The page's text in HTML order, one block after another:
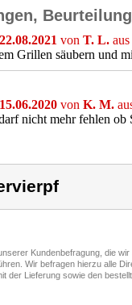
22.08.2021 von T. L. aus
Grillen säubern und
15.06.2020 von K. M.
nicht mehr fehlen ob
Kundenbefragung, die
Wir befragen hierzu alle
der Lieferung sowie den